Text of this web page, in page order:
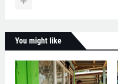
You might like